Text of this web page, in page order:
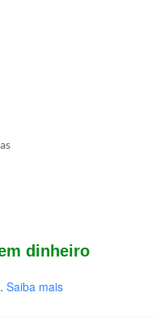
dinheiro
Saiba mais